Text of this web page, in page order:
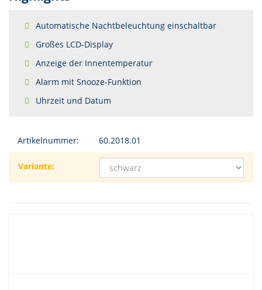
Automatische Nachtbeleuchtung einschaltbar
Großes LCD-Display
Anzeige der Innentemperatur
Alarm mit Snooze-Funktion
Uhrzeit und Datum
Artikelnummer: 60.2018.01
Variante: